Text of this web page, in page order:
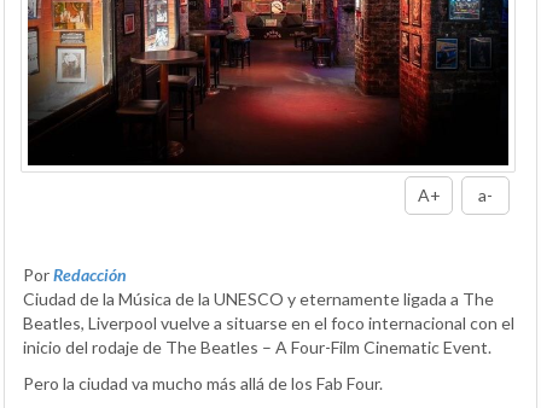
A+ a-
PorRedacción
Ciudad de la Música de la UNESCO y eternamente ligada a The
Beatles, Liverpool vuelve a situarse en el foco internacional con el
inicio del rodaje de The Beatles – A Four-Film Cinematic Event.
Pero la ciudad va mucho más allá de los Fab Four.